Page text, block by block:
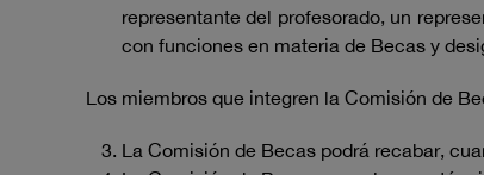
representante del profesorado, un
con funciones en materia de Becas y
Los miembros que integren la Comisión de
La Comisión de Becas podrá recabar,